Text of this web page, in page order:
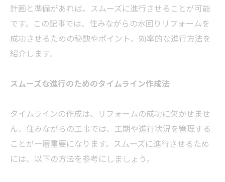
計画と準備があれば、スムーズに進行させることが可能
です。この記事では、住みながらの水回りリフォームを
成功させるための秘訣やポイント、効率的な進行方法を
紹介します。
スムーズな進行のためのタイムライン作成法
タイムラインの作成は、リフォームの成功に欠かせませ
ん。住みながらの工事では、工期や進行状況を管理する
ことが一層重要になります。スムーズに進行させるため
には、以下の方法を参考にしましょう。